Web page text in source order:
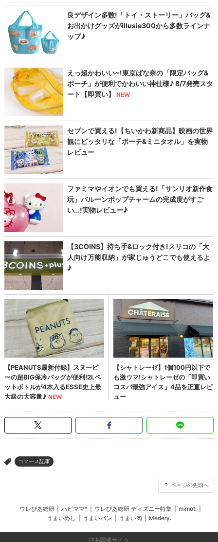
> コマース記事
ページの先頭へ
ウレぴあ総研 ハピママ* ウレぴあ総研 ディズニー特集 mimot.
うまいめし
うまいパン うまい肉 Medery.
ぴあ関連サイト